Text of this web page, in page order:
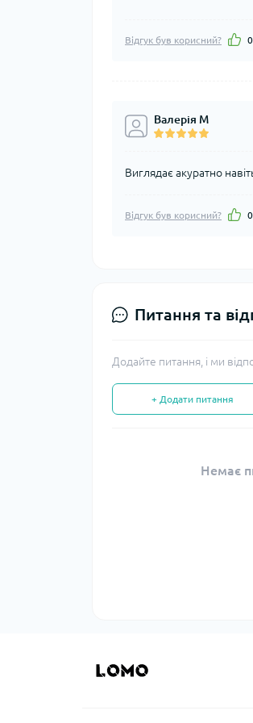
Відгук був корисний? 0
Валерія М
Виглядає акуратно
Відгук був корисний? 0
Питання та
Додайте питання, і ми
+ Додати питання
Немає